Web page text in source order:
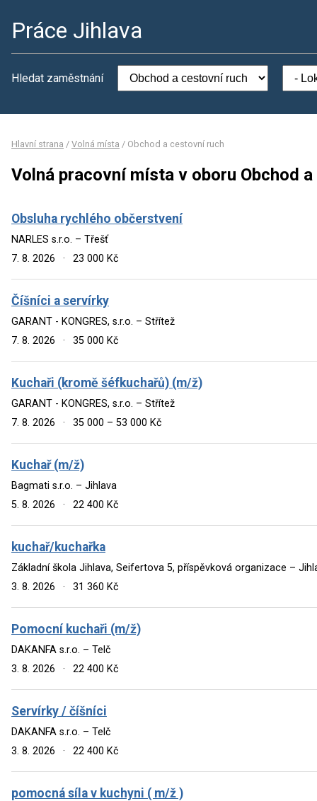
Práce Jihlava
Hledat zaměstnání
Hlavní strana / Volná místa / Obchod a cestovní ruch
Volná pracovní místa v oboru Obchod
Obsluha rychlého občerstvení
NARLES s.r.o. – Třešť
7. 8. 2026
· 23 000 Kč
Číšníci a servírky
GARANT - KONGRES, s.r.o. – Střítež
7. 8. 2026
· 35 000 Kč
Kuchaři (kromě šéfkuchařů) (m/ž)
GARANT - KONGRES, s.r.o. – Střítež
7. 8. 2026
· 35 000 – 53 000 Kč
Kuchař (m/ž)
Bagmati s.r.o. – Jihlava
5. 8. 2026
· 22 400 Kč
kuchař/kuchařka
Základní škola Jihlava, Seifertova 5, příspěvková organizace –
3. 8. 2026
· 31 360 Kč
Pomocní kuchaři (m/ž)
DAKANFA s.r.o. – Telč
3. 8. 2026
· 22 400 Kč
Servírky / číšníci
DAKANFA s.r.o. – Telč
3. 8. 2026
· 22 400 Kč
pomocná síla v kuchyni ( m/ž )